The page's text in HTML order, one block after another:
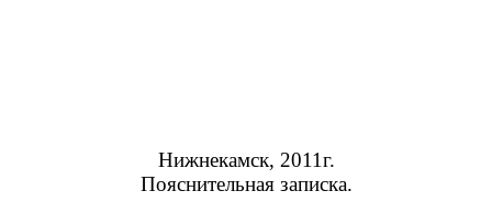
Нижнекамск, 2011г.
Пояснительная записка.